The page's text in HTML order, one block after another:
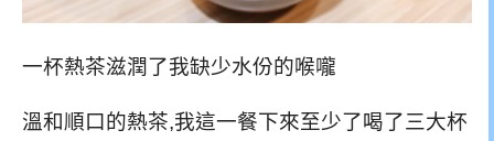
一杯熱茶滋潤了我缺少水份的喉嚨
溫和順口的熱茶,我這一餐下來至少了喝了三大杯